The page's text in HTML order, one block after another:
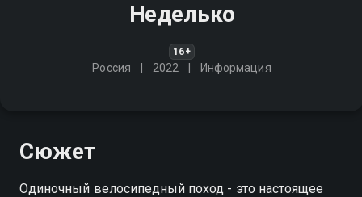
Неделько
16+
Россия 2022 Информация
Сюжет
Одиночный велосипедный поход - это настоящее